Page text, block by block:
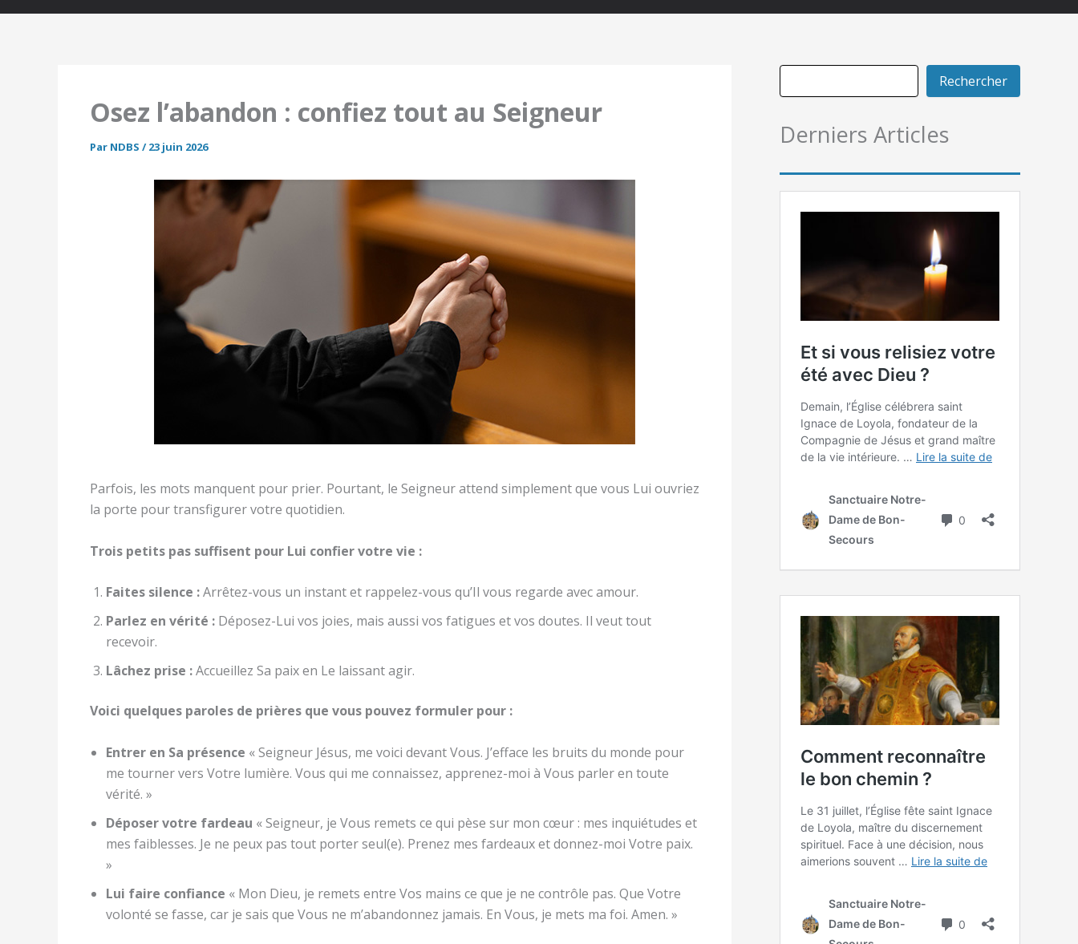
Osez l’abandon : confiez tout au Seigneur
Par NDBS /23 juin 2026
Parfois, les mots manquent pour prier. Pourtant, le Seigneur attend simplement que vous Lui ouvriez
la porte pour transfigurer votre quotidien.
Trois petits pas suffisent pour Lui confier votre vie :
Faites silence :Arrêtez-vous un instant et rappelez-vous qu’Il vous regarde avec amour.
Parlez en vérité : Déposez-Lui vos joies, mais aussi vos fatigues et vos doutes. Il veut tout
recevoir.
Lâchez prise :Accueillez Sa paix en Le laissant agir.
Voici quelques paroles de prières que vous pouvez formuler pour :
Entrer en Sa présence « Seigneur Jésus, me voici devant Vous. J’efface les bruits du monde pour
me tourner vers Votre lumière. Vous qui me connaissez, apprenez-moi à Vous parler en toute
vérité. »
Déposer votre fardeau « Seigneur, je Vous remets ce qui pèse sur mon cœur : mes inquiétudes et
mes faiblesses. Je ne peux pas tout porter seul(e). Prenez mes fardeaux et donnez-moi Votre paix.
»
Lui faire confiance « Mon Dieu, je remets entre Vos mains ce que je ne contrôle pas. Que Votre
volonté se fasse, car je sais que Vous ne m’abandonnez jamais. En Vous, je mets ma foi. Amen. »
Rechercher
Derniers Articles